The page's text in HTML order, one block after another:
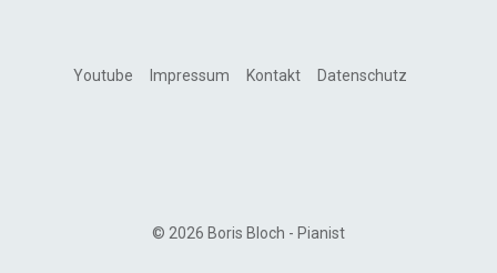
Youtube Impressum Kontakt Datenschutz
© 2026 Boris Bloch - Pianist